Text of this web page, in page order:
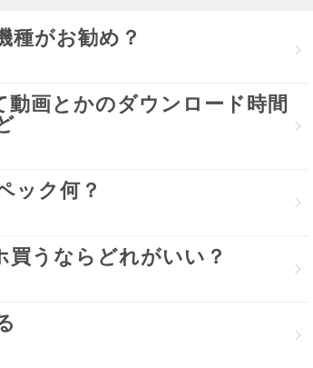
種がお勧め？
動画とかのダウンロード時間
ック何？
うならどれがいい？